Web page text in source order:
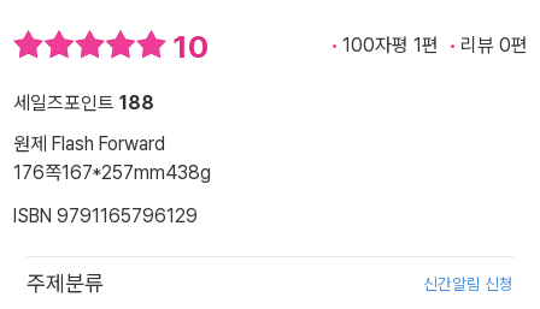
10 100자평 1편 리뷰 0편
세일즈포인트 188
원제 Flash Forward
176쪽167*257mm438g
ISBN 9791165796129
주제분류 신간알림 신청